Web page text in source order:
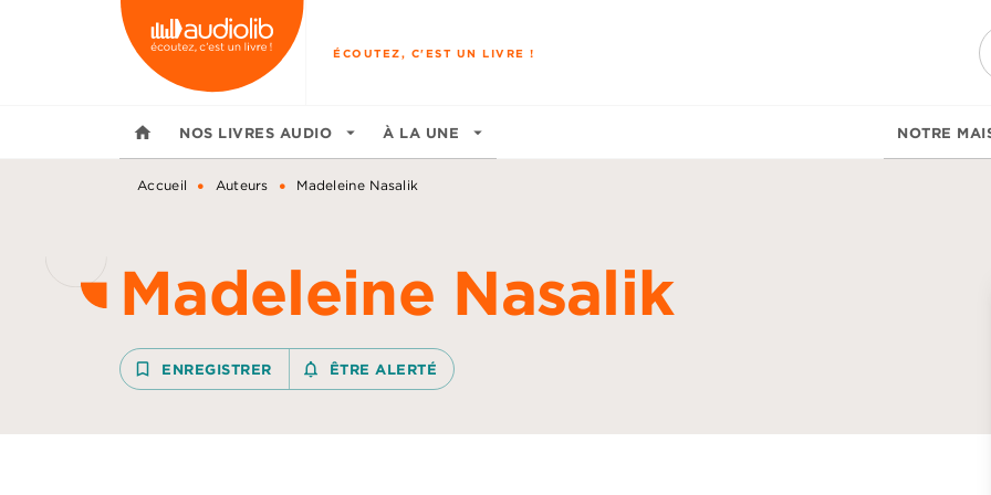
MENU RECHERCHE
ÉCOUTEZ, C'EST UN LIVRE !
home NOS LIVRES AUDIO arrow_drop_down À LA UNE arrow_drop_down NOTRE
Accueil • Auteurs • Madeleine Nasalik
Madeleine Nasalik
bookmark_border ENREGISTRER notifications_none_outlined
ÊTRE ALERTÉ